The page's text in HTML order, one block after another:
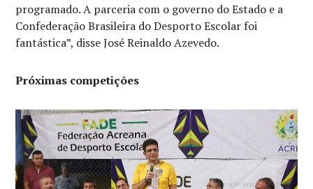
programado. A parceria com o governo do Estado e a
Confederação Brasileira do Desporto Escolar foi
fantástica”, disse José Reinaldo Azevedo.
Próximas competições